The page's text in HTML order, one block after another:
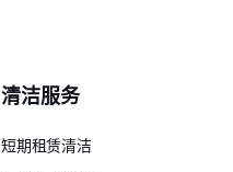
清洁服务
短期租赁清洁